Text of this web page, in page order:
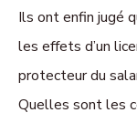
Ils ont enfin jugé
les effets d’un
protecteur du
Quelles sont les